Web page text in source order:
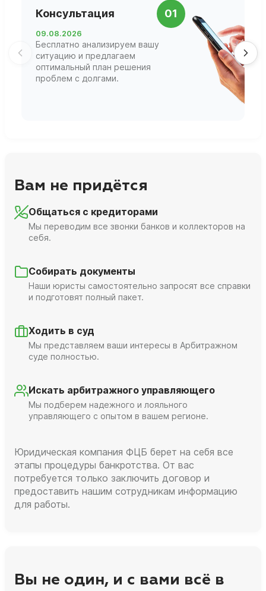
Консультация 01
09.08.2026
Бесплатно анализируем вашу
ситуацию и предлагаем
оптимальный план решения
проблем с долгами.
Вам не придётся
Общаться с кредиторами
Мы переводим все звонки банков и коллекторов на
себя.
Собирать документы
Наши юристы самостоятельно запросят все справки
и подготовят полный пакет.
Ходить в суд
Мы представляем ваши интересы в Арбитражном
суде полностью.
Искать арбитражного управляющего
Мы подберем надежного и лояльного
управляющего с опытом в вашем регионе.
Юридическая компания ФЦБ берет на себя все
этапы процедуры банкротства. От вас
потребуется только заключить договор и
предоставить нашим сотрудникам информацию
для работы.
Вы не один, и с вами всё в